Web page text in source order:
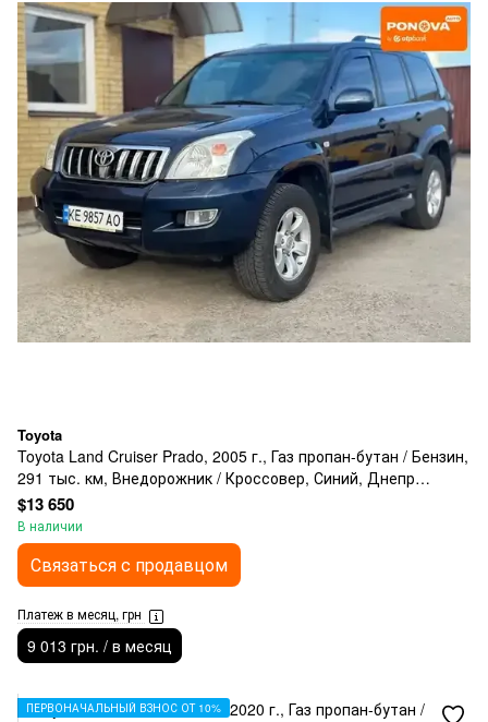
Toyota
Toyota Land Cruiser Prado, 2005 г., Газ пропан-бутан / Бензин,
291 тыс. км, Внедорожник / Кроссовер, Синий, Днепр
(Днепропетровск)
$13 650
В наличии
Связаться с продавцом
Платеж в месяц, грн
9 013 грн. / в месяц
ПЕРВОНАЧАЛЬНЫЙ ВЗНОС ОТ 10%